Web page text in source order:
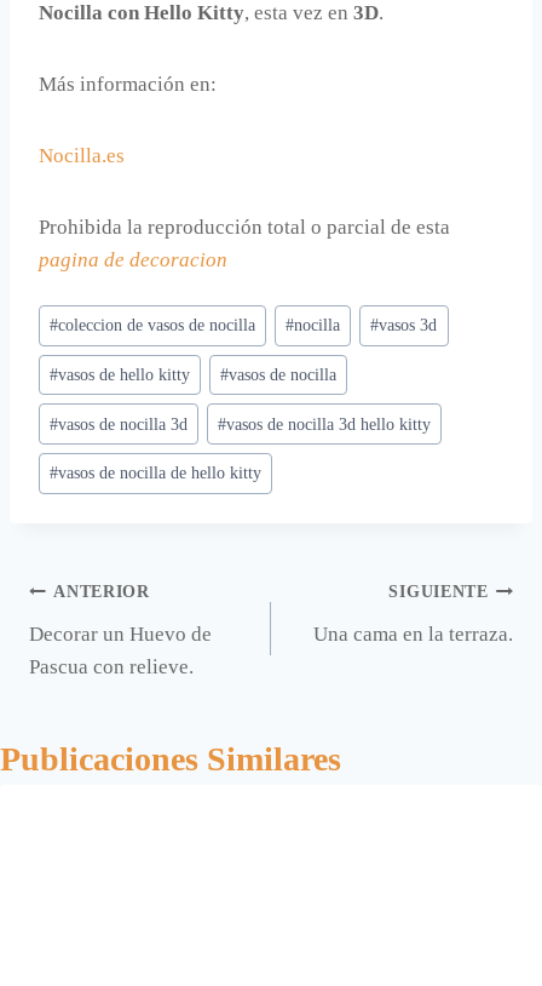
Nocilla con Hello Kitty, esta vez en 3D.
Más información en:
Nocilla.es
Prohibida la reproducción total o parcial de esta
pagina de decoracion
Etiquetas
de
la
entrada:
#coleccion de vasos de nocilla #nocilla #vasos 3d
#vasos de hello kitty #vasos de nocilla
#vasos de nocilla 3d #vasos de nocilla 3d hello kitty
#vasos de nocilla de hello kitty
Navegación
de
ANTERIOR
Decorar un Huevo de
Pascua con relieve.
SIGUIENTE
Una cama en la terraza.
Publicaciones Similares